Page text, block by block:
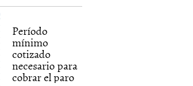
Período
mínimo
cotizado
necesario para
cobrar el paro